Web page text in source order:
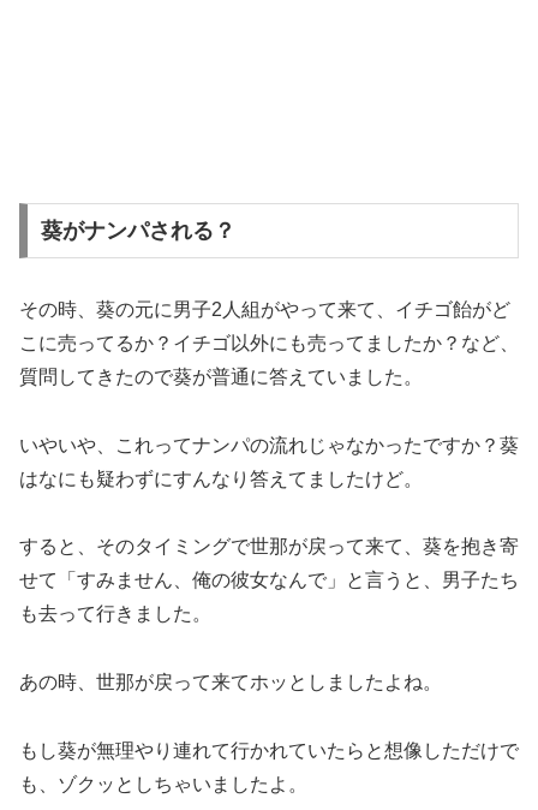
葵がナンパされる？
その時、葵の元に男子2人組がやって来て、イチゴ飴がど
こに売ってるか？イチゴ以外にも売ってましたか？など、
質問してきたので葵が普通に答えていました。
いやいや、これってナンパの流れじゃなかったですか？葵
はなにも疑わずにすんなり答えてましたけど。
すると、そのタイミングで世那が戻って来て、葵を抱き寄
せて「すみません、俺の彼女なんで」と言うと、男子たち
も去って行きました。
あの時、世那が戻って来てホッとしましたよね。
もし葵が無理やり連れて行かれていたらと想像しただけで
も、ゾクッとしちゃいましたよ。